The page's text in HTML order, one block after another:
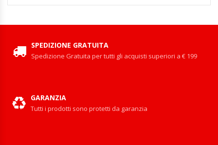
SPEDIZIONE GRATUITA
Spedizione Gratuita per tutti gli acquisti superiori a € 199
GARANZIA
Tutti i prodotti sono protetti da garanzia